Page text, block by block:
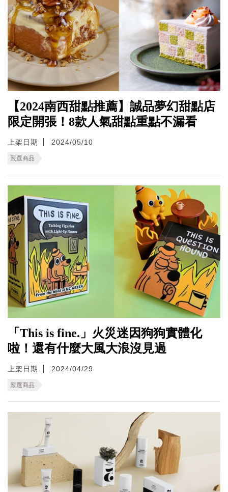
【2024南西甜點推薦】誠品夢幻甜點店
限定開張！8款人氣甜點重點不漏看
上架日期 2024/05/10
嚴選商品
「This is fine.」火災迷因狗狗實體化
啦！還有什麼大風大浪沒見過
上架日期 2024/04/29
嚴選商品